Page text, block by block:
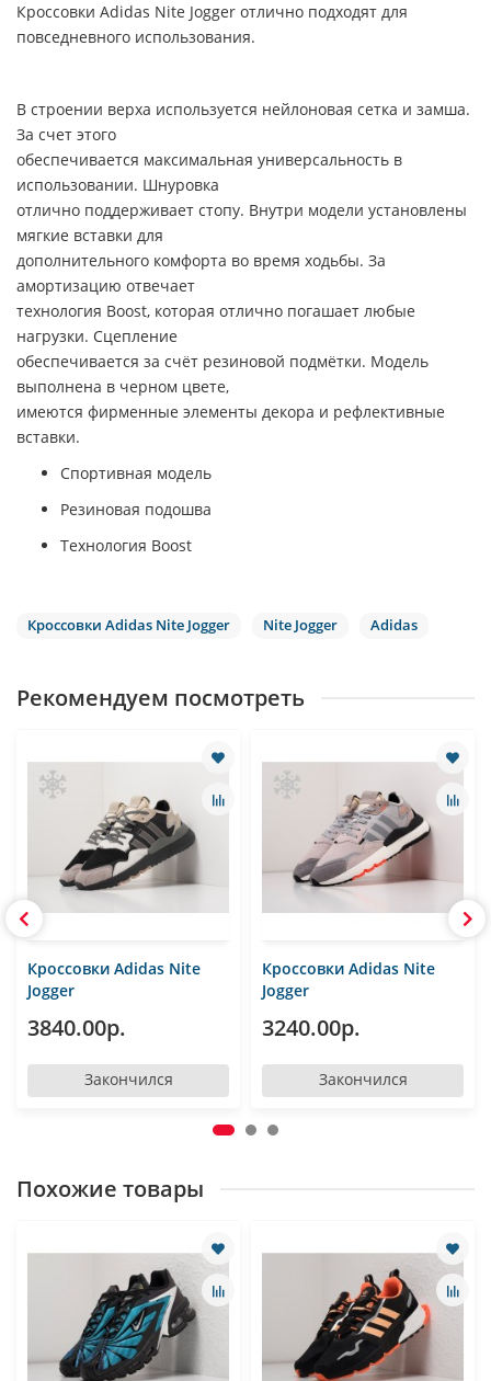
Кроссовки Adidas Nite Jogger отлично подходят для
повседневного использования.
В строении верха используется нейлоновая сетка и замша.
За счет этого
обеспечивается максимальная универсальность в
использовании. Шнуровка
отлично поддерживает стопу. Внутри модели установлены
мягкие вставки для
дополнительного комфорта во время ходьбы. За
амортизацию отвечает
технология Boost, которая отлично погашает любые
нагрузки. Сцепление
обеспечивается за счёт резиновой подмётки. Модель
выполнена в черном цвете,
имеются фирменные элементы декора и рефлективные
вставки.
Спортивная модель
Резиновая подошва
Технология Boost
Кроссовки Adidas Nite Jogger Nite Jogger Adidas
Рекомендуем посмотреть
Кроссовки Adidas Nite
Jogger
3840.00р.
Закончился
Кроссовки Adidas Nite
Jogger
3240.00р.
Закончился
Похожие товары